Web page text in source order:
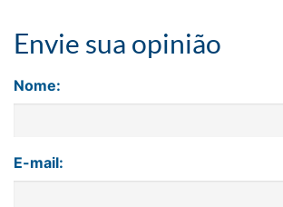
Envie sua opinião
Nome:
E-mail: